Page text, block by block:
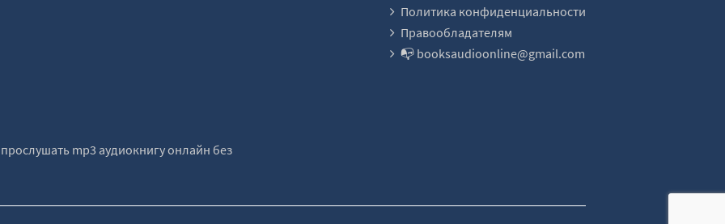
Политика конфиденциальности
Правообладателям
📭 booksaudioonline@gmail.com
mp3 аудиокнигу онлайн без